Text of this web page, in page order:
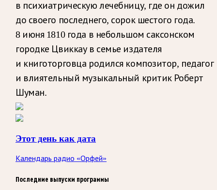
в психиатрическую лечебницу, где он дожил
до своего последнего, сорок шестого года.
8 июня 1810 года в небольшом саксонском
городке Цвиккау в семье издателя
и книготорговца родился композитор, педагог
и влиятельный музыкальный критик Роберт
Шуман.
Этот день как дата
Календарь радио «Орфей»
Последние выпуски программы